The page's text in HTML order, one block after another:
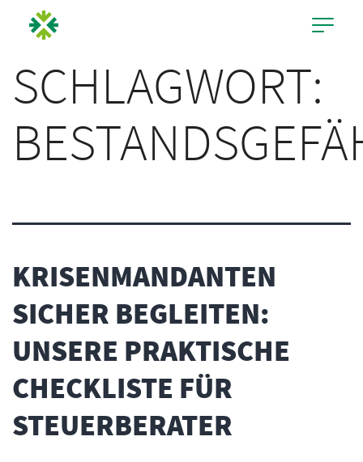
SCHLAGWORT:
KRISENMANDANTEN
SICHER BEGLEITEN:
UNSERE PRAKTISCHE
CHECKLISTE FÜR
STEUERBERATER